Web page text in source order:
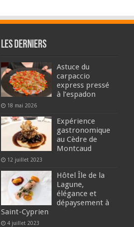
Les derniers
Astuce du
carpaccio
express pressé
à l’espadon
18 mai 2026
Expérience
gastronomique
au Cèdre de
Montcaud
12 juillet 2023
Hôtel Île de la
Lagune,
élégance et
dépaysement à
Saint-Cyprien
4 juillet 2023